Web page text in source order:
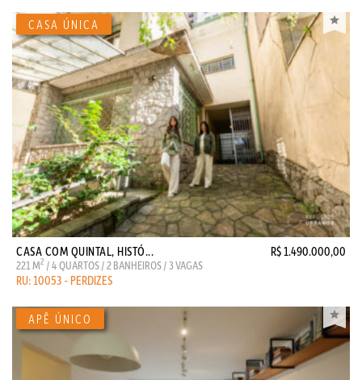
CASA COM QUINTAL, HISTÓ... R$ 1.490.000,00
221 M2 / 4 QUARTOS / 2 BANHEIROS / 3 VAGAS
RU: 10053 - PERDIZES